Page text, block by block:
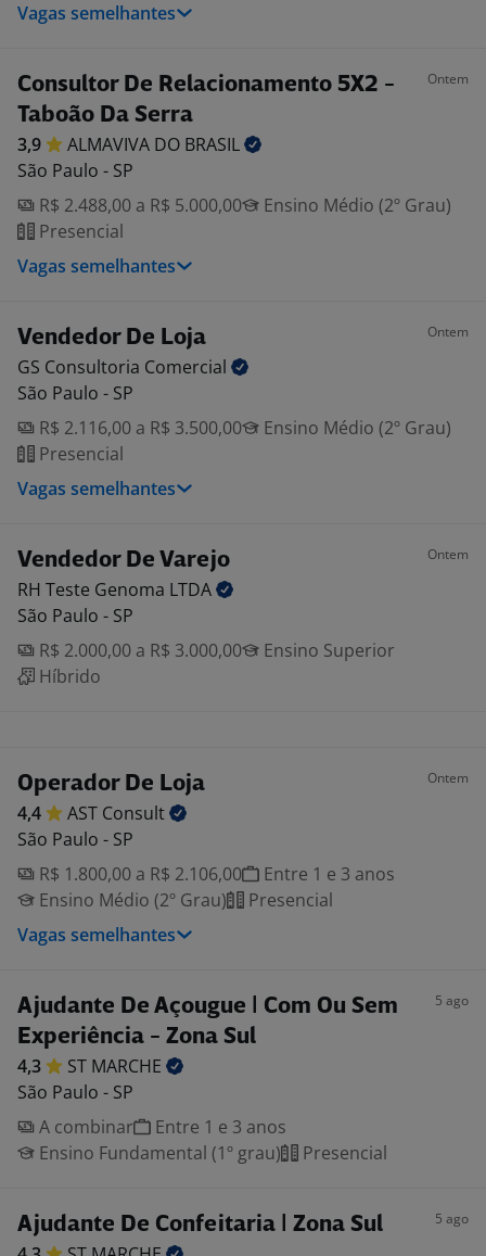
Vagas semelhantes
Consultor De Relacionamento 5X2 -
Taboão Da Serra
Ontem
3,9 ALMAVIVA DO BRASIL
São Paulo - SP
R$ 2.488,00 a R$ 5.000,00
Ensino Médio (2º Grau)
Presencial
Vagas semelhantes
Vendedor De Loja Ontem
GS Consultoria Comercial
São Paulo - SP
R$ 2.116,00 a R$ 3.500,00
Ensino Médio (2º Grau)
Presencial
Vagas semelhantes
Vendedor De Varejo Ontem
RH Teste Genoma LTDA
São Paulo - SP
R$ 2.000,00 a R$ 3.000,00
Ensino Superior
Híbrido
Operador De Loja Ontem
4,4 AST Consult
São Paulo - SP
R$ 1.800,00 a R$ 2.106,00
Entre 1 e 3 anos
Ensino Médio (2º Grau)
Presencial
Vagas semelhantes
Ajudante De Açougue | Com Ou Sem
Experiência - Zona Sul
5 ago
4,3 ST MARCHE
São Paulo - SP
A combinar
Entre 1 e 3 anos
Ensino Fundamental (1º grau)
Presencial
Ajudante De Confeitaria | Zona Sul 5 ago